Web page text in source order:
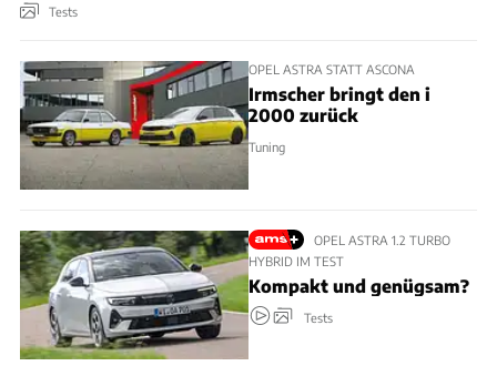
Tests
OPEL ASTRA STATT ASCONA
Irmscher bringt den i
2000 zurück
Tuning
OPEL ASTRA 1.2 TURBO
HYBRID IM TEST
Kompakt und genügsam?
Tests